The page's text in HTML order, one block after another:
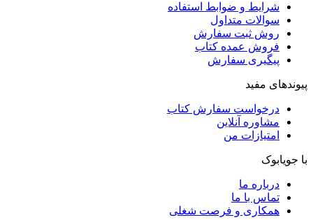
شرایط و ضوابط استفاده
سوالات متداول
روش ثبت سفارش
فروش عمده کتاب
پیگیری سفارش
پیوندهای مفید
درخواست سفارش کتاب
مشاوره آنلاین
امتیازات من
با جویابوک
درباره ما
تماس با ما
همکاری و فرصت شغلی